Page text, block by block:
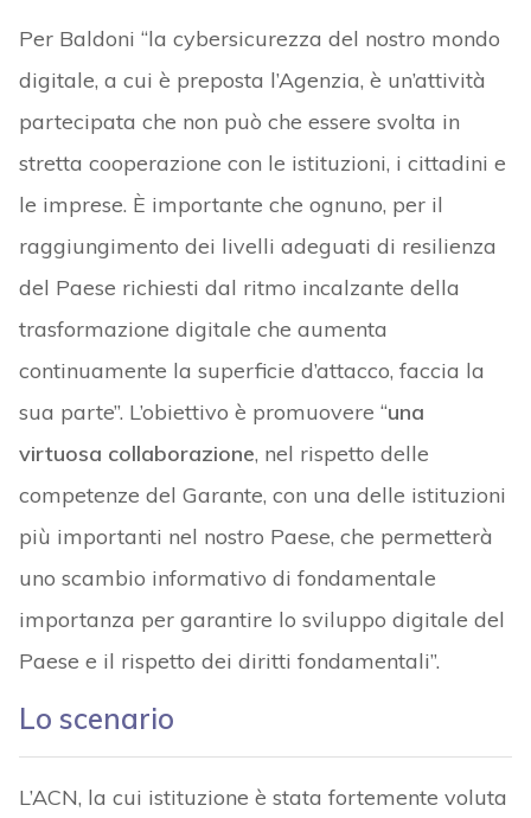
Per Baldoni “la cybersicurezza del nostro mondo
digitale, a cui è preposta l’Agenzia, è un’attività
partecipata che non può che essere svolta in
stretta cooperazione con le istituzioni, i cittadini e
le imprese. È importante che ognuno, per il
raggiungimento dei livelli adeguati di resilienza
del Paese richiesti dal ritmo incalzante della
trasformazione digitale che aumenta
continuamente la superficie d’attacco, faccia la
sua parte”. L’obiettivo è promuovere “una
virtuosa collaborazione, nel rispetto delle
competenze del Garante, con una delle istituzioni
più importanti nel nostro Paese, che permetterà
uno scambio informativo di fondamentale
importanza per garantire lo sviluppo digitale del
Paese e il rispetto dei diritti fondamentali”.
Lo scenario
L’ACN, la cui istituzione è stata fortemente voluta